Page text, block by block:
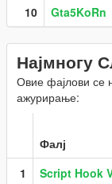
10
Gta5KoRn
Најмногу
Овие фајлови се
ажурирање:
Фалј
1
Script Hook